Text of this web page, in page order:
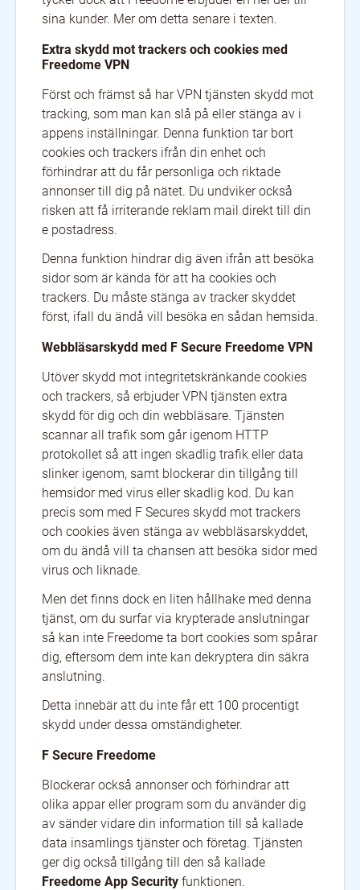
sina kunder. Mer om detta senare i texten.
Extra skydd mot trackers och cookies med
Freedome VPN
Först och främst så har VPN tjänsten skydd mot
tracking, som man kan slå på eller stänga av i
appens inställningar. Denna funktion tar bort
cookies och trackers ifrån din enhet och
förhindrar att du får personliga och riktade
annonser till dig på nätet. Du undviker också
risken att få irriterande reklam mail direkt till din
e postadress.
Denna funktion hindrar dig även ifrån att besöka
sidor som är kända för att ha cookies och
trackers. Du måste stänga av tracker skyddet
först, ifall du ändå vill besöka en sådan hemsida.
Webbläsarskydd med F Secure Freedome VPN
Utöver skydd mot integritetskränkande cookies
och trackers, så erbjuder VPN tjänsten extra
skydd för dig och din webbläsare. Tjänsten
scannar all trafik som går igenom HTTP
protokollet så att ingen skadlig trafik eller data
slinker igenom, samt blockerar din tillgång till
hemsidor med virus eller skadlig kod. Du kan
precis som med F Secures skydd mot trackers
och cookies även stänga av webbläsarskyddet,
om du ändå vill ta chansen att besöka sidor med
virus och liknade.
Men det finns dock en liten hållhake med denna
tjänst, om du surfar via krypterade anslutningar
så kan inte Freedome ta bort cookies som spårar
dig, eftersom dem inte kan dekryptera din säkra
anslutning.
Detta innebär att du inte får ett 100 procentigt
skydd under dessa omständigheter.
F Secure Freedome
Blockerar också annonser och förhindrar att
olika appar eller program som du använder dig
av sänder vidare din information till så kallade
data insamlings tjänster och företag. Tjänsten
ger dig också tillgång till den så kallade
Freedome App Security funktionen.